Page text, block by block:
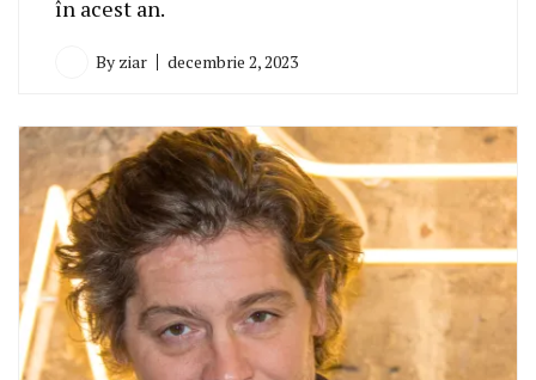
în acest an.
By ziar decembrie 2, 2023